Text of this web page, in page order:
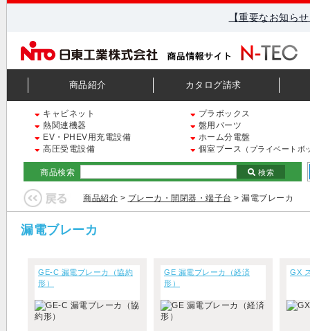
【重要なお知ら
商品紹介 カタログ請求
キャビネット
プラボックス
熱関連機器
盤用パーツ
EV・PHEV用充電設備
ホーム分電盤
高圧受電設備
個室ブース （プライベートボ
商品検索 検索
商品紹介 > ブレーカ・開閉器・端子台 > 漏電ブレーカ
漏電ブレーカ
GE-C 漏電ブレーカ（協約
形）
GE 漏電ブレーカ（経済
形）
GX